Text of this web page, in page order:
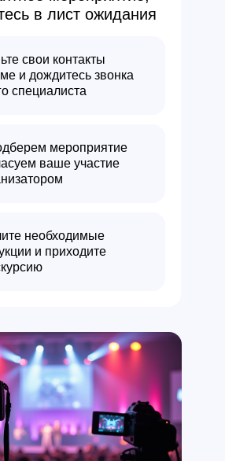
в лист ожидания
свои контакты
и дождитесь звонка
специалиста
необходимые
и приходите
мероприятие
ваше участие